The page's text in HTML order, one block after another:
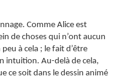
Comme Alice est
de choses qui n’ont aucun
à cela ; le fait d’être
intuition. Au-delà de cela,
ce soit dans le dessin animé